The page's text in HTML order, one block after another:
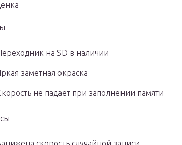
на SD в наличии
заметная окраска
не падает при заполнении памяти